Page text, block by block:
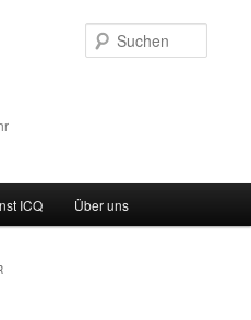
ICQ Über uns